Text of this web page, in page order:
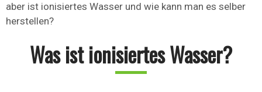
aber ist ionisiertes Wasser und wie kann man es selber
herstellen?
Was ist ionisiertes Wasser?